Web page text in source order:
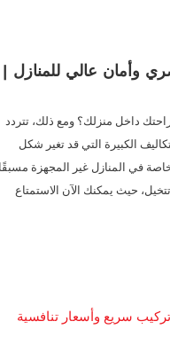
وأمان عالي للمنازل |
داخل منزلك؟ ومع ذلك، تتردد
الكبيرة التي قد تغير شكل
في المنازل غير المجهزة
حيث يمكنك الآن الاستمتاع